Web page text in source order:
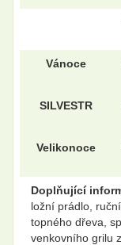
Vánoce
SILVESTR
Velikonoce
Doplňující
ložní prádlo,
topného dřeva,
venkovního grilu